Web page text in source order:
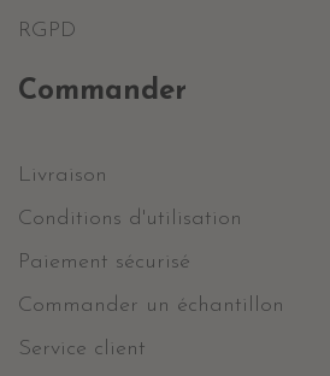
RGPD
Commander
Livraison
Conditions d'utilisation
Paiement sécurisé
Commander un échantillon
Service client